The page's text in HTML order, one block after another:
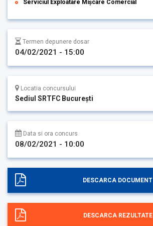
Serviciul Exploatare Mișcare Comercial
Termen depunere dosar
04/02/2021 - 15:00
Locatia concursului
Sediul SRTFC București
Data si ora concurs
08/02/2021 - 10:00
DESCARCA DOCUMENT
DESCARCA REZULTATE